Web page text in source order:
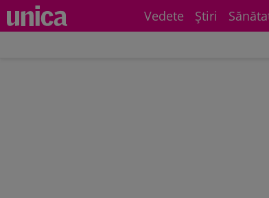
Vedete Știri